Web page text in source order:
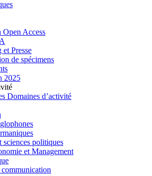
Open Access
Presse
de spécimens
2025
Domaines d’activité
sciences politiques
et Management